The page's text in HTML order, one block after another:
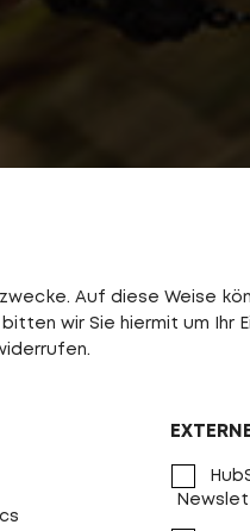
Auf diese Weise
wir Sie hiermit um Ihr